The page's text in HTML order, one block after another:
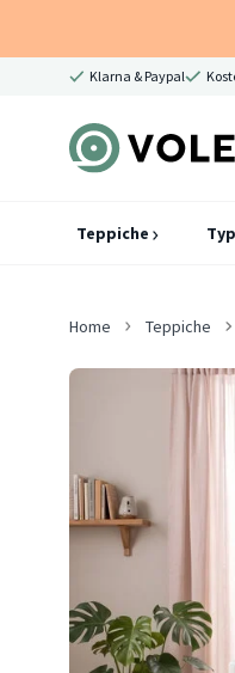
Klarna & Paypal
Teppiche
Home Teppiche